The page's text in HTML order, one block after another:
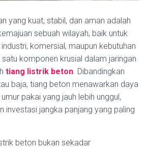
yang kuat, stabil, dan aman adalah
sebuah wilayah, baik untuk
komersial, maupun kebutuhan
komponen krusial dalam jaringan
tiang listrik beton. Dibandingkan
baja, tiang beton menawarkan daya
pakai yang jauh lebih unggul,
investasi jangka panjang yang paling
beton bukan sekadar